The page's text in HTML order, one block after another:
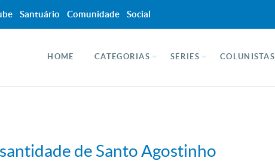
HOME CATEGORIAS SÉRIES COLUNISTAS
de Santo Agostinho
Santuário Comunidade Social